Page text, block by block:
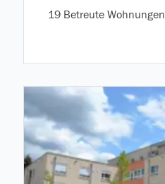
19 Betreute Wohnungen